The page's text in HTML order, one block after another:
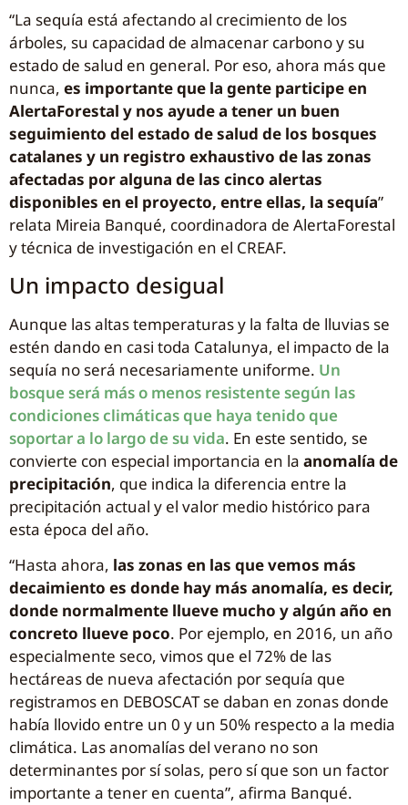
“La sequía está afectando al crecimiento de los
árboles, su capacidad de almacenar carbono y su
estado de salud en general. Por eso, ahora más que
nunca, es importante que la gente participe en
AlertaForestal y nos ayude a tener un buen
seguimiento del estado de salud de los bosques
catalanes y un registro exhaustivo de las zonas
afectadas por alguna de las cinco alertas
disponibles en el proyecto, entre ellas, la sequía”
relata Mireia Banqué, coordinadora de AlertaForestal
y técnica de investigación en el CREAF.
Un impacto desigual
Aunque las altas temperaturas y la falta de lluvias se
estén dando en casi toda Catalunya, el impacto de la
sequía no será necesariamente uniforme. Un
bosque será más o menos resistente según las
condiciones climáticas que haya tenido que
soportar a lo largo de su vida. En este sentido, se
convierte con especial importancia en la anomalía de
precipitación, que indica la diferencia entre la
precipitación actual y el valor medio histórico para
esta época del año.
“Hasta ahora, las zonas en las que vemos más
decaimiento es donde hay más anomalía, es decir,
donde normalmente llueve mucho y algún año en
concreto llueve poco. Por ejemplo, en 2016, un año
especialmente seco, vimos que el 72% de las
hectáreas de nueva afectación por sequía que
registramos en DEBOSCAT se daban en zonas donde
había llovido entre un 0 y un 50% respecto a la media
climática. Las anomalías del verano no son
determinantes por sí solas, pero sí que son un factor
importante a tener en cuenta”, afirma Banqué.